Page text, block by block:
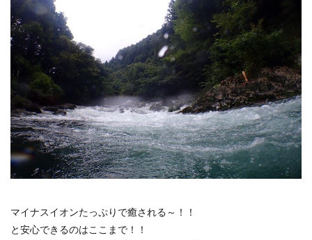
マイナスイオンたっぷりで癒される～！！
と安心できるのはここまで！！